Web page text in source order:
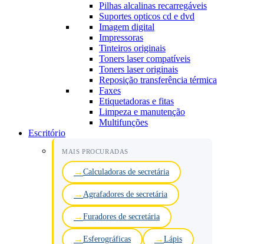
Pilhas alcalinas recarregáveis
Suportes opticos cd e dvd
Imagem digital
Impressoras
Tinteiros originais
Toners laser compatíveis
Toners laser originais
Reposição transferência térmica
Faxes
Etiquetadoras e fitas
Limpeza e manutenção
Multifunções
Escritório
MAIS PROCURADAS
Calculadoras de secretária
Agrafadores de secretária
Furadores de secretária
Esferográficas Lápis